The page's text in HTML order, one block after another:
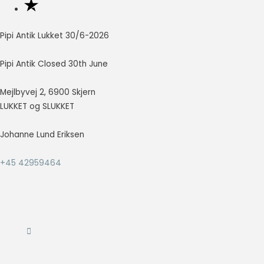
Pipi Antik Lukket 30/6-2026
Pipi Antik Closed 30th June
Mejlbyvej 2, 6900 Skjern
LUKKET og SLUKKET
Johanne Lund Eriksen
+45 42959464
så godt som
dit besøg.
cookies,
del
funktionalitet
Marketing
på tværs af